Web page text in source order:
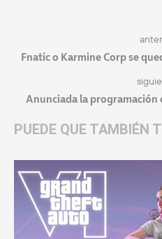
Fnatic o Karmine Corp se
Anunciada la programación
PUEDE QUE TAMBIÉN